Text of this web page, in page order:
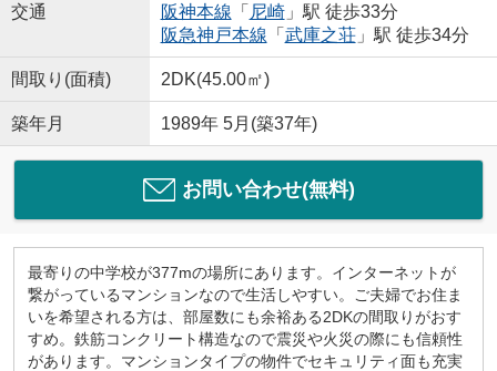
交通
阪神本線 「 尼崎」駅 徒歩33分
阪急神戸本線 「 武庫之荘」駅 徒歩34分
間取り(面積) 2DK(45.00㎡)
築年月 1989年 5月(築37年)
お問い合わせ(無料)
最寄りの中学校が377mの場所にあります。インターネットが
繋がっているマンションなので生活しやすい。ご夫婦でお住ま
いを希望される方は、部屋数にも余裕ある2DKの間取りがおす
すめ。鉄筋コンクリート構造なので震災や火災の際にも信頼性
があります。マンションタイプの物件でセキュリティ面も充実